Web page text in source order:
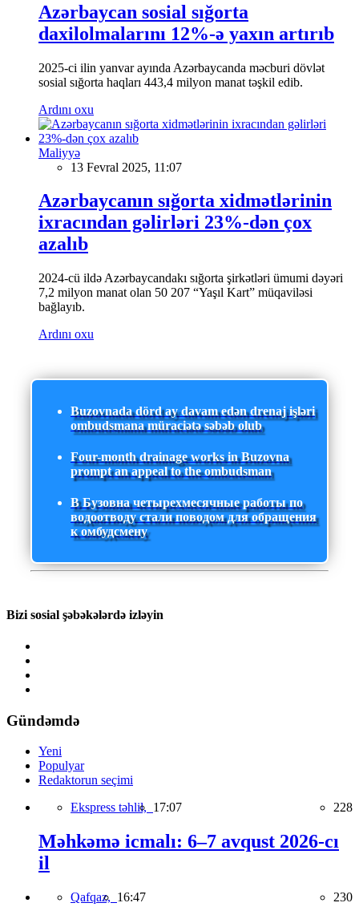
Azərbaycan sosial sığorta
daxilolmalarını 12%-ə yaxın artırıb
2025-ci ilin yanvar ayında Azərbaycanda məcburi dövlət
sosial sığorta haqları 443,4 milyon manat təşkil edib.
Ardını oxu
Maliyyə
13 Fevral 2025, 11:07
Azərbaycanın sığorta xidmətlərinin
ixracından gəlirləri 23%-dən çox
azalıb
2024-cü ildə Azərbaycandakı sığorta şirkətləri ümumi dəyəri
7,2 milyon manat olan 50 207 “Yaşıl Kart” müqaviləsi
bağlayıb.
Ardını oxu
Buzovnada dörd ay davam edən drenaj işləri
ombudsmana müraciətə səbəb olub
Four-month drainage works in Buzovna
prompt an appeal to the ombudsman
В Бузовна четырехмесячные работы по
водоотводу стали поводом для обращения
к омбудсмену
Bizi sosial şəbəkələrdə izləyin
Gündəmdə
Yeni
Populyar
Redaktorun seçimi
Ekspress təhlil, 17:07 228
Məhkəmə icmalı: 6–7 avqust 2026-cı
il
Qafqaz, 16:47 230